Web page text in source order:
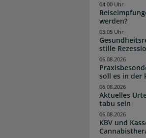
werden?
04:00 Uhr
stille
03:05 Uhr
soll es in der
06.08.2026
Aktuelles
tabu sein
06.08.2026
KBV und
06.08.2026